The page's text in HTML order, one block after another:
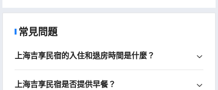
常見問題
上海吉享民宿的入住和退房時間是什麼？
上海吉享民宿是否提供早餐？